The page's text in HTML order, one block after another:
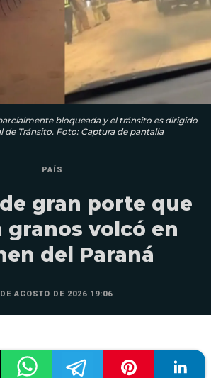
bloqueada y el tránsito es dirigido
de Tránsito. Foto: Captura de pantalla
PAÍS
gran porte que
granos volcó en
del Paraná
AGOSTO DE 2026 19:06